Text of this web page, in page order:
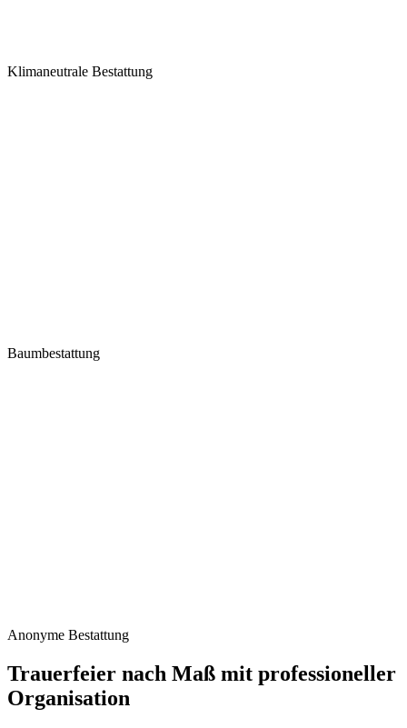
Klimaneutrale Bestattung
Baumbestattung
Anonyme Bestattung
Trauerfeier nach Maß mit professioneller
Organisation